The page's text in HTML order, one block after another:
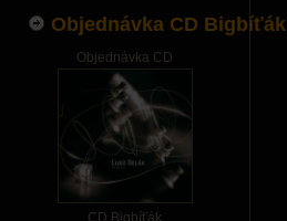
Objednávka CD Bigbíťák
Objednávka CD
CD Bigbíťák